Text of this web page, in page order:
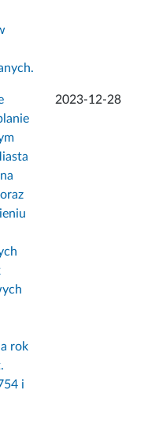
rok
i
2023-12-28